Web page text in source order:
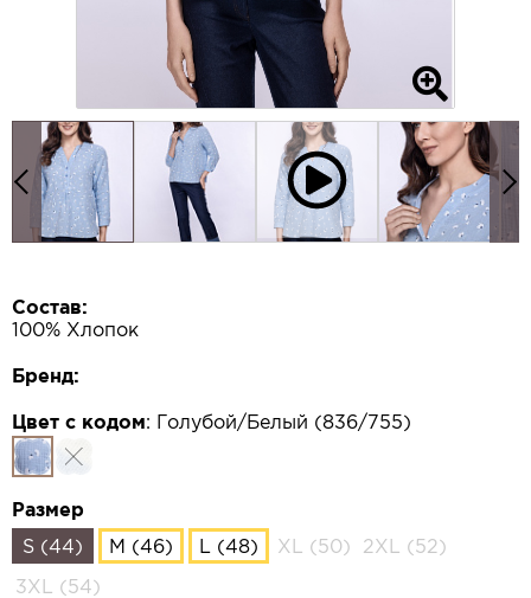
Состав:
100% Хлопок
Бренд:
Цвет с кодом: Голубой/Белый (836/755)
Размер
S (44)
M (46) L (48) XL (50)
2XL (52)
3XL (54)